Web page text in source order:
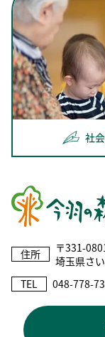
社
住所
〒331-
埼玉県さ
TEL
048-778-